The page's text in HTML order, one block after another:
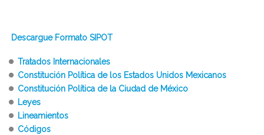
Descargue Formato SIPOT
Tratados Internacionales
Constitución Política de los Estados Unidos Mexicanos
Constitución Política de la Ciudad de México
Leyes
Lineamientos
Códigos